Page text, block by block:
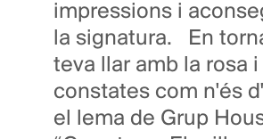
impressions i
la signatura. En
teva llar amb la rosa
constates com n'és
el lema de Grup